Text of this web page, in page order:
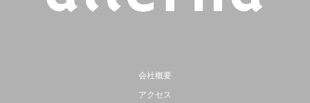
会社概要
アクセス